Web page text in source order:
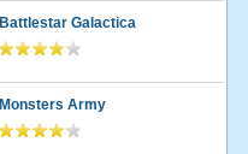
Battlestar Galactica
Monsters Army